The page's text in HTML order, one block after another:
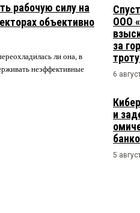
рабочую силу на
объективно
ли она, в
неэффективные
ООО
за
6
и
5